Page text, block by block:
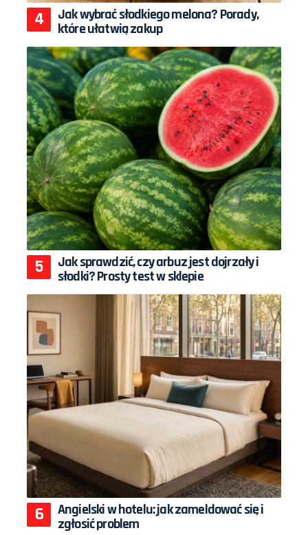
Jak wybrać słodkiego melona? Porady,
które ułatwią zakup
Jak sprawdzić, czy arbuz jest dojrzały i
słodki? Prosty test w sklepie
Angielski w hotelu: jak zameldować się i
zgłosić problem